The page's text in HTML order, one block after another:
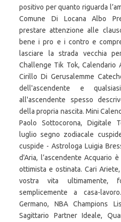
positivo per quanto riguarda
Comune Di Locana Albo
prestare attenzione alle
bene i pro e i contro e
lasciare la strada vecchia
Challenge Tik Tok, Calendario
Cirillo Di Gerusalemme
dell'ascendente e
all'ascendente spesso
della propria nascita. Mini
Paolo Sottocorona, Digitale
luglio segno zodiacale
cuspide - Astrologa Luigia
d'Aria, l’ascendente Acquario
ottimista e ostinata. Cari
vostra vita ultimamente,
semplicemente a casa-
Germano, NBA Champions
Sagittario Partner Ideale,